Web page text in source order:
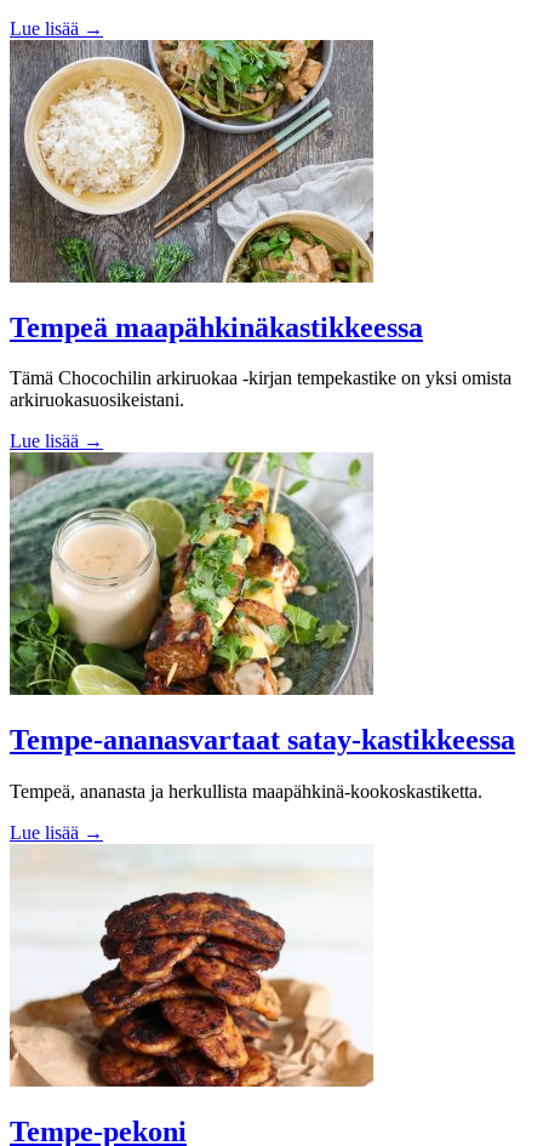
Lue lisää →
Tempeä maapähkinäkastikkeessa
Tämä Chocochilin arkiruokaa -kirjan tempekastike on yksi omista
arkiruokasuosikeistani.
Lue lisää →
Tempe-ananasvartaat satay-kastikkeessa
Tempeä, ananasta ja herkullista maapähkinä-kookoskastiketta.
Lue lisää →
Tempe-pekoni